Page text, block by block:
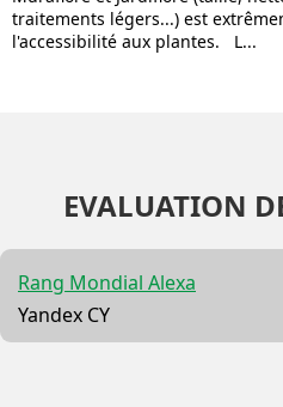
traitements légers...) est
l'accessibilité aux plantes. L...
EVALUATION
Rang Mondial Alexa
Yandex CY